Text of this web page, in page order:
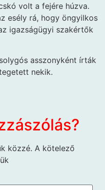
volt a fejére húzva.
esély rá, hogy öngyilkos
igazságügyi szakértők
asszonyként írták
nekik.
közzé. A kötelező